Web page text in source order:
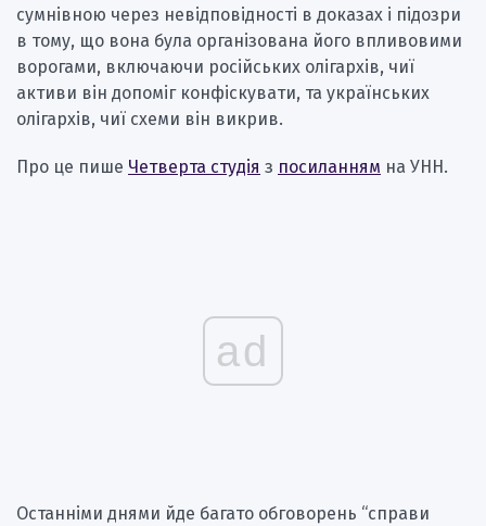
сумнівною через невідповідності в доказах і підозри
в тому, що вона була організована його впливовими
ворогами, включаючи російських олігархів, чиї
активи він допоміг конфіскувати, та українських
олігархів, чиї схеми він викрив.
Про це пише Четверта студія з посиланням на УНН.
ad
Останніми днями йде багато обговорень “справи